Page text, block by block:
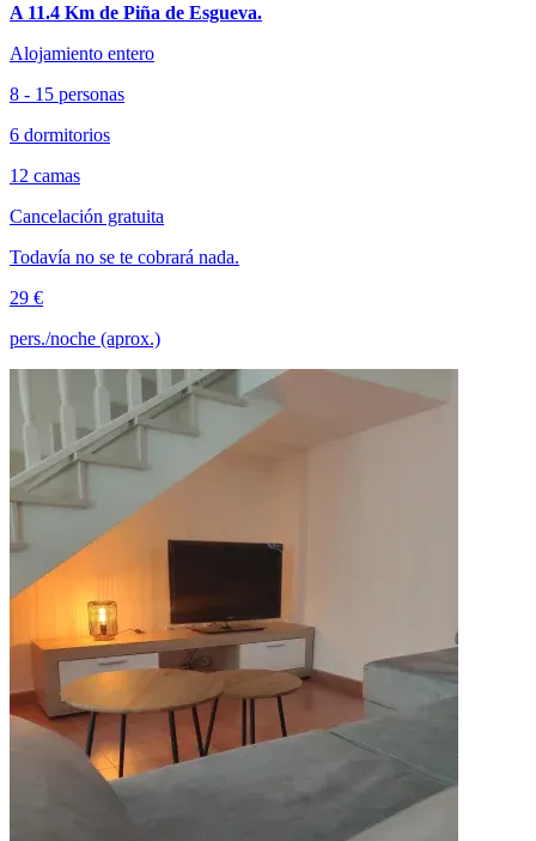
A 11.4 Km de Piña de Esgueva.
Alojamiento entero
8 - 15 personas
6 dormitorios
12 camas
Cancelación gratuita
Todavía no se te cobrará nada.
29 €
pers./noche (aprox.)